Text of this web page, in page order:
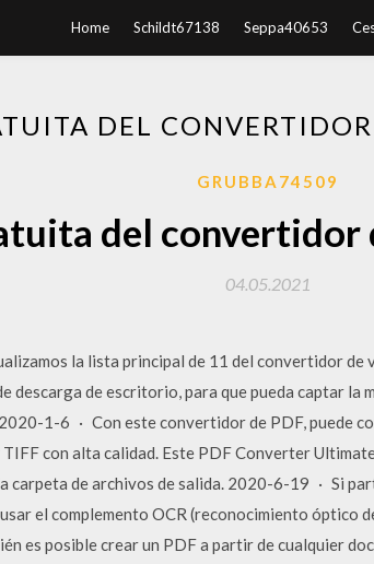
Home Schildt67138 Seppa40653
DEL
GRUBBA74509
del convertidor
04.05.2021
la lista principal de 11 del convertidor de
descarga de escritorio, para que pueda captar la
1-6 · Con este convertidor de PDF, puede
con alta calidad. Este PDF Converter
carpeta de archivos de salida. 2020-6-19 · Si
el complemento OCR (reconocimiento óptico
es posible crear un PDF a partir de cualquier